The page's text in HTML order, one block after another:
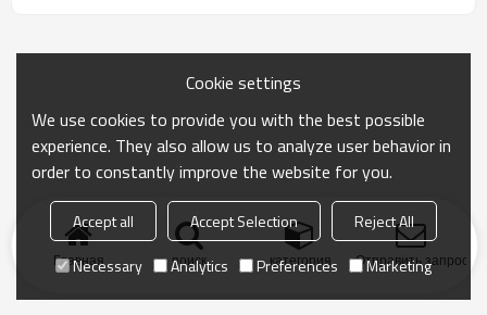
Главная поиск категория Отправить запрос
Cookie settings
We use cookies to provide you with the best possible
experience. They also allow us to analyze user behavior in
order to constantly improve the website for you.
Accept all Accept Selection
Reject All
Necessary
Analytics Preferences Marketing